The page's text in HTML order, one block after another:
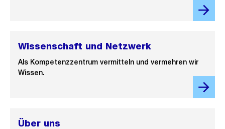
Wissenschaft und Netzwerk
Als Kompetenzzentrum vermitteln und vermehren wir
Wissen.
Über uns